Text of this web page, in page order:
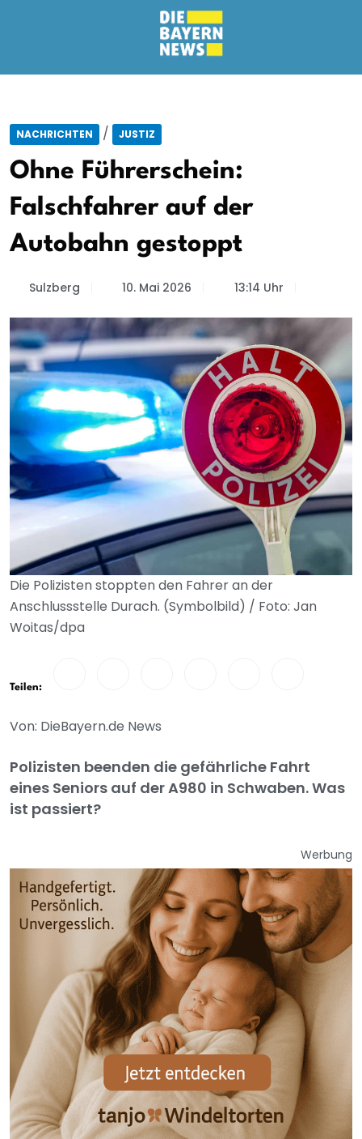
NACHRICHTEN / JUSTIZ
Ohne Führerschein:
Falschfahrer auf der
Autobahn gestoppt
Sulzberg 10. Mai 2026 13:14 Uhr
Die Polizisten stoppten den Fahrer an der
Anschlussstelle Durach. (Symbolbild) / Foto: Jan
Woitas/dpa
Teilen:
Von: DieBayern.de News
Polizisten beenden die gefährliche Fahrt
eines Seniors auf der A980 in Schwaben. Was
ist passiert?
Werbung